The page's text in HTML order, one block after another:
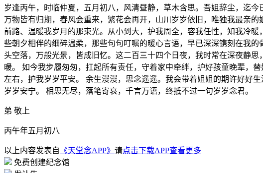
岁逢丙午，时临仲夏，五月初八，风清昼静，草木含思。吾姐辞尘，迄
万物皆有归期，春风会重来，繁花会再开，山川岁岁依旧，唯独我最亲
前路、温暖我岁月的那束光。从小到大，护我周全，容我任性，知我冷
些朝夕相伴的细碎温柔，那些句句叮嘱的暖心言语，早已深深镌刻在我
头空落，万般光景，皆成旧忆。这二百三十四个日夜，我时常在深夜静
暖。 如今我步履匆匆，扛起所有责任，守着家中牵绊，护好孩童晚辈，
左右，护我岁岁平安。 余生漫漫，思念遥遥。我会带着姐姐的期许好好
岁岁安宁。 相思无尽，落笔寄哀，千言万语，终抵不过一句岁岁念君。
弟 敬上
丙午年五月初八
以上内容发表自 《天堂念APP》 请点击下载APP查看更多
免费创建纪念馆